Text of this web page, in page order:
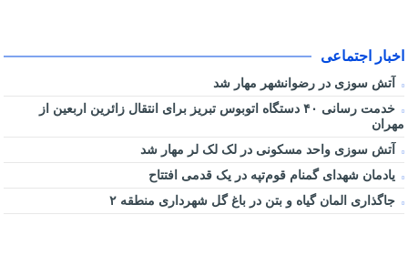
اخبار اجتماعی
آتش سوزی در رضوانشهر مهار شد
خدمت رسانی ۴۰ دستگاه اتوبوس تبریز برای انتقال زائرین اربعین از
مهران
آتش سوزی واحد مسکونی در لک لک لر مهار شد
یادمان شهدای گمنام قوم‌تپه در یک قدمی افتتاح
جاگذاری المان گیاه و بتن در باغ گل شهرداری منطقه ۲